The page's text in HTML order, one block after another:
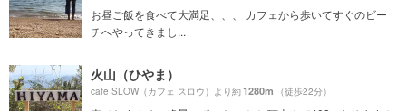
お昼ご飯を食べて大満足、、、 カフェから歩いてすぐのビー
チへやってきまし...
火山（ひやま）
cafe SLOW（カフェ スロウ）より約1280m （徒歩22分）